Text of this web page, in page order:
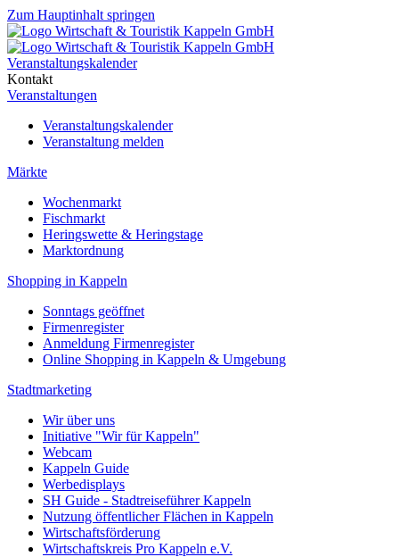
Zum Hauptinhalt springen
Veranstaltungskalender
Kontakt
Veranstaltungen
Veranstaltungskalender
Veranstaltung melden
Märkte
Wochenmarkt
Fischmarkt
Heringswette & Heringstage
Marktordnung
Shopping in Kappeln
Sonntags geöffnet
Firmenregister
Anmeldung Firmenregister
Online Shopping in Kappeln & Umgebung
Stadtmarketing
Wir über uns
Initiative "Wir für Kappeln"
Webcam
Kappeln Guide
Werbedisplays
SH Guide - Stadtreiseführer Kappeln
Nutzung öffentlicher Flächen in Kappeln
Wirtschaftsförderung
Wirtschaftskreis Pro Kappeln e.V.